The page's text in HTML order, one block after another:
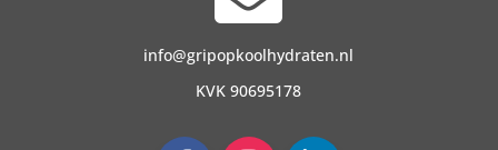
info@gripopkoolhydraten.nl
KVK 90695178